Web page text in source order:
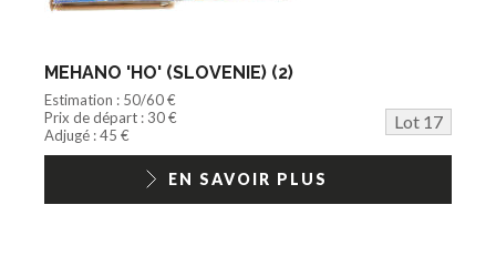
MEHANO 'HO' (SLOVENIE) (2)
Estimation : 50/60 €
Prix de départ : 30 €
Lot 17
Adjugé : 45 €
EN SAVOIR PLUS